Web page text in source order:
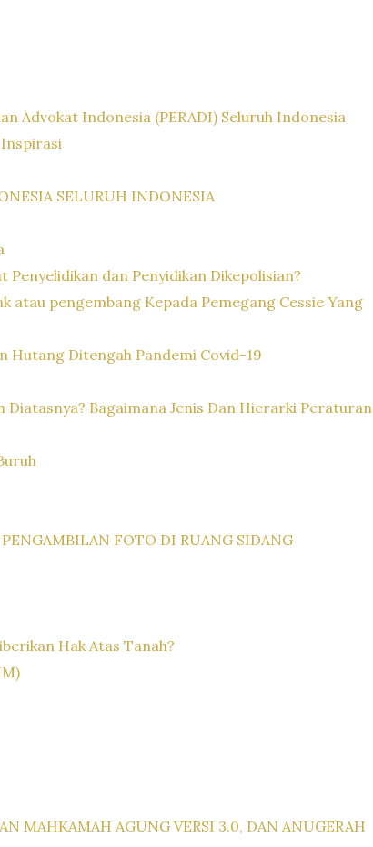
Advokat Indonesia (PERADI) Seluruh Indonesia
Inspirasi
SELURUH INDONESIA
Penyelidikan dan Penyidikan Dikepolisian?
atau pengembang Kepada Pemegang Cessie Yang
Hutang Ditengah Pandemi Covid-19
Bagaimana Jenis Dan Hierarki Peraturan
FOTO DI RUANG SIDANG
Hak Atas Tanah?
MAHKAMAH AGUNG VERSI 3.0, DAN ANUGERAH